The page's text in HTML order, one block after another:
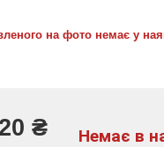
на фото немає у
₴ Немає в